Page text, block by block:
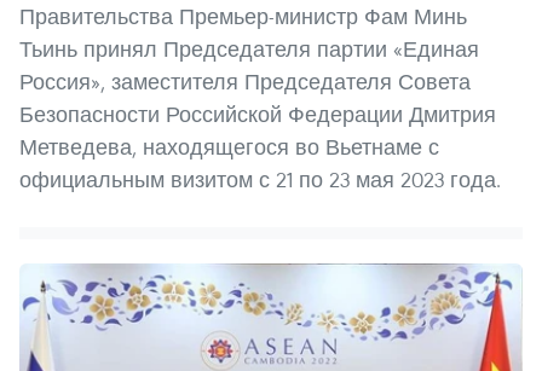
Правительства Премьер-министр Фам Минь
Тьинь принял Председателя партии «Единая
Россия», заместителя Председателя Совета
Безопасности Российской Федерации Дмитрия
Метведева, находящегося во Вьетнаме с
официальным визитом с 21 по 23 мая 2023 года.